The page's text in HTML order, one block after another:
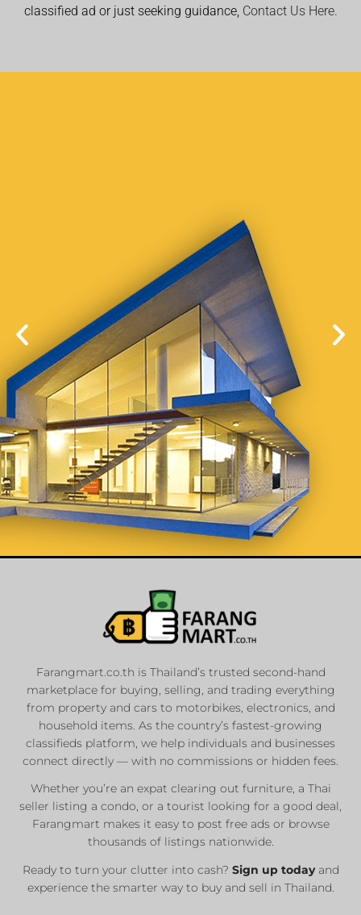
classified ad or just seeking guidance, Contact Us Here.
List Your
Properties
Private Sellers
Real Estate Agents
Sale & Rent
List Now
Farangmart.co.th is Thailand’s trusted second-hand
marketplace for buying, selling, and trading everything
from property and cars to motorbikes, electronics, and
household items. As the country’s fastest-growing
classifieds platform, we help individuals and businesses
connect directly — with no commissions or hidden fees.
Whether you’re an expat clearing out furniture, a Thai
seller listing a condo, or a tourist looking for a good deal,
Farangmart makes it easy to post free ads or browse
thousands of listings nationwide.
Ready to turn your clutter into cash? Sign up todayand
experience the smarter way to buy and sell in Thailand.